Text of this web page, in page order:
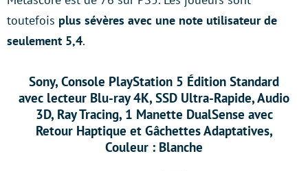
toutefois plus sévères avec une note utilisateur de
seulement 5,4.
Sony, Console PlayStation 5 Édition Standard
avec lecteur Blu-ray 4K, SSD Ultra-Rapide, Audio
3D, Ray Tracing, 1 Manette DualSense avec
Retour Haptique et Gâchettes Adaptatives,
Couleur : Blanche